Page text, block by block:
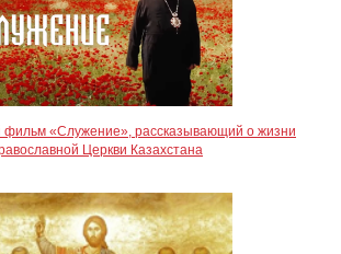
фильм «Служение», рассказывающий о жизни
Церкви Казахстана